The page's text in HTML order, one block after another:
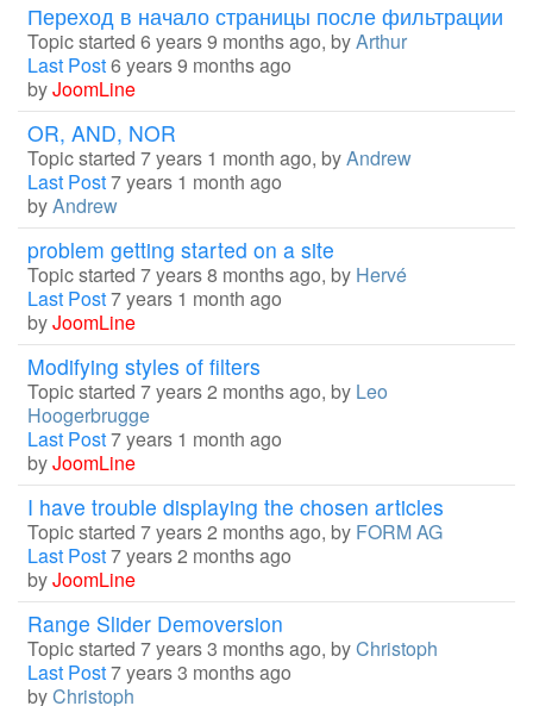
Переход в начало страницы после фильтрации
Topic started 6 years 9 months ago, byArthur
Last Post6 years 9 months ago
byJoomLine
OR, AND, NOR
Topic started 7 years 1 month ago, byAndrew
Last Post7 years 1 month ago
byAndrew
problem getting started on a site
Topic started 7 years 8 months ago, by Hervé
Last Post7 years 1 month ago
byJoomLine
Modifying styles of filters
Topic started 7 years 2 months ago, by Leo
Hoogerbrugge
Last Post7 years 1 month ago
byJoomLine
I have trouble displaying the chosen articles
Topic started 7 years 2 months ago, by FORM AG
Last Post7 years 2 months ago
byJoomLine
Range Slider Demoversion
Topic started 7 years 3 months ago, byChristoph
Last Post7 years 3 months ago
byChristoph